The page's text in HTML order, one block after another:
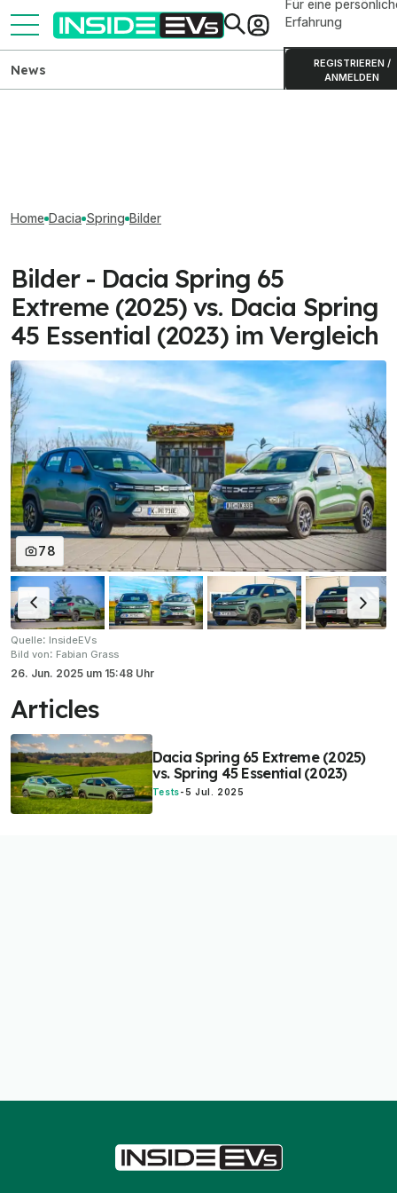
Für eine
Erfahrung
REGISTRIEREN /
ANMELDEN
News
Home Dacia Spring Bilder
Bilder - Dacia Spring 65
Extreme (2025) vs. Dacia Spring
45 Essential (2023) im Vergleich
78
Quelle: InsideEVs
Bild von: Fabian Grass
26. Jun. 2025 um 15:48 Uhr
Articles
Dacia Spring 65 Extreme (2025)
vs. Spring 45 Essential (2023)
Tests-5 Jul. 2025